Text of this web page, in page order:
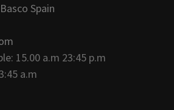
Spain
15.00 a.m 23:45 p.m
a.m